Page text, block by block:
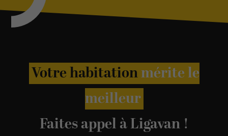
Votre habitationmérite le
meilleur
Faites appel à Ligavan !